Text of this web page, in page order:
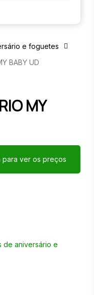
e foguetes
BABY UD
MY
para ver os preços
de aniversário e